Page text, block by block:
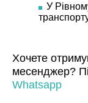
У
Хочете
месенджер?
Whatsapp